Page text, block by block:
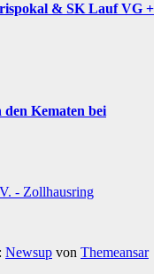
& SK Lauf VG +
Kematen bei
- Zollhausring
Newsup von Themeansar